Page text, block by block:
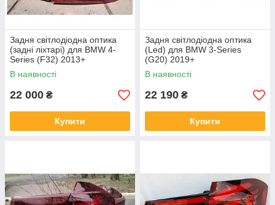
Задня світлодіодна оптика
(задні ліхтарі) для BMW 4-
Series (F32) 2013+
В наявності
22 000 ₴
Купити
Задня світлодіодна оптика
(Led) для BMW 3-Series
(G20) 2019+
В наявності
22 190 ₴
Купити